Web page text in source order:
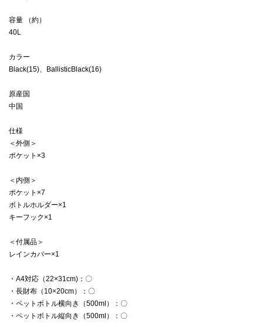
容量 （約）
40L
カラー
Black(15)、BallisticBlack(16)
原産国
中国
仕様
＜外側＞
ポケット×3
＜内側＞
ポケット×7
ボトルホルダー×1
キーフック×1
＜付属品＞
レインカバー×1
・A4対応（22×31cm)：〇
・長財布（10×20cm）：〇
・ペットボトル横向き（500ml）：〇
・ペットボトル縦向き（500ml）：〇